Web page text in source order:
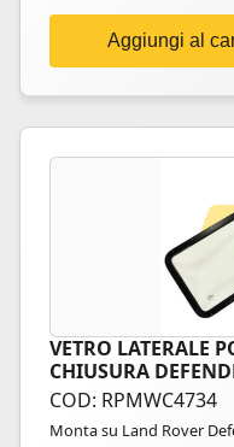
Aggiungi al
VETRO LATERALE
CHIUSURA
COD: RPMWC4734
Monta su Land Rover